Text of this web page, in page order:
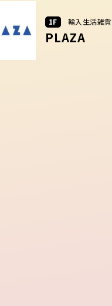
1F 輸入生活雑貨
PLAZA